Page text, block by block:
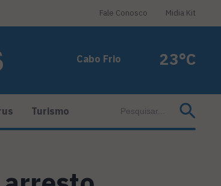
Fale Conosco Midia Kit
Cabo Frio 23°C
Turismo